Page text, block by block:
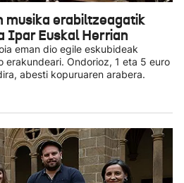
erabiltzeagatik
Ipar Euskal Herrian
eman dio egile eskubideak
erakundeari. Ondorioz, 1 eta 5 euro
abesti kopuruaren arabera.